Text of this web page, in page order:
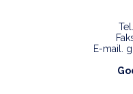
Tel.
E-mail.